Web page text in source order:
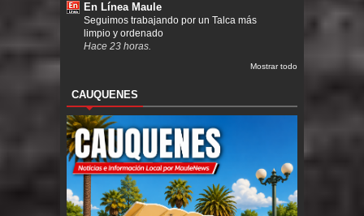
En Línea Maule
Seguimos trabajando por un Talca más
limpio y ordenado
Hace 23 horas.
Mostrar todo
CAUQUENES